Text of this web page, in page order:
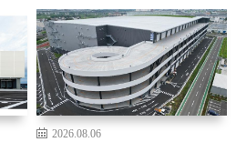
2026.08.06